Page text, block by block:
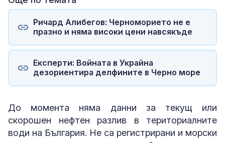
Ричард Алибегов: Черноморието не е
празно и няма високи цени навсякъде
Експерти: Войната в Украйна
дезориентира делфините в Черно море
До момента няма данни за текущ или
скорошен нефтен разлив в териториалните
води на България. Не са регистрирани и морски